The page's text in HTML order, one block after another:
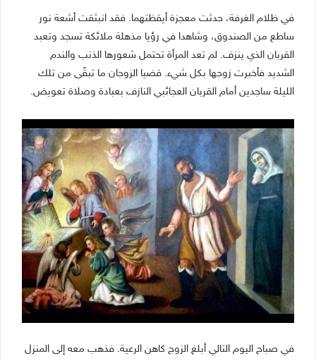
في ظلام الغرفة، حدثت معجزة أيقظتهما. فقد انبثقت أشعة نور
ساطع من الصندوق، وشاهدا في رؤيا مذهلة ملائكة تسجد وتعبد
القربان الذي ينزف. لم تعد المرأة تحتمل شعورها الذنب والندم
الشديد فأخبرت زوجها بكل شيء. قضيا الزوجان ما تبقّى من تلك
الليلة ساجدين أمام القربان العجائبي النازف بعبادة وصلاة تعويض.
في صباح اليوم التالي أبلغ الزوج كاهن الرعية. فذهب معه إلى المنزل